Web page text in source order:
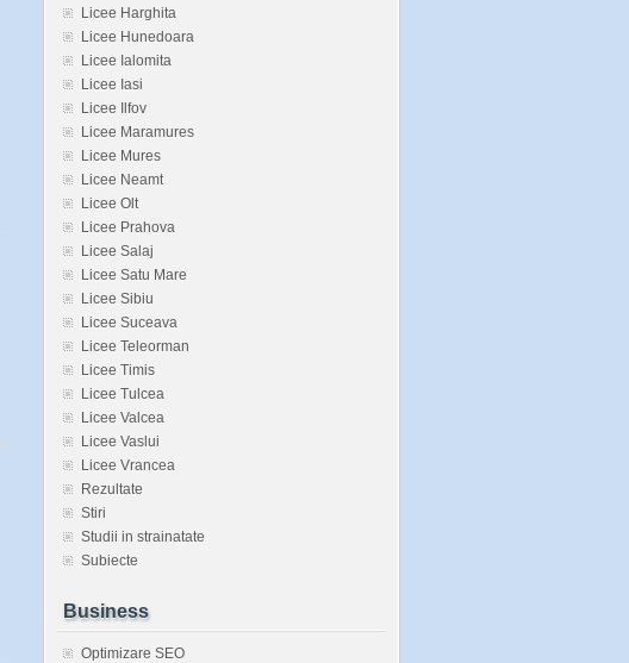
Licee Harghita
Licee Hunedoara
Licee Ialomita
Licee Iasi
Licee Ilfov
Licee Maramures
Licee Mures
Licee Neamt
Licee Olt
Licee Prahova
Licee Salaj
Licee Satu Mare
Licee Sibiu
Licee Suceava
Licee Teleorman
Licee Timis
Licee Tulcea
Licee Valcea
Licee Vaslui
Licee Vrancea
Rezultate
Stiri
Studii in strainatate
Subiecte
Business
Optimizare SEO